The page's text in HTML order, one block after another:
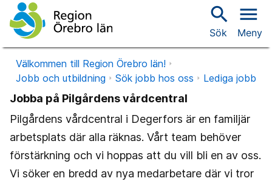
search
Sök
menu
Meny
Välkommen till Region Örebro län!
Jobb och utbildning
Sök jobb hos oss Lediga jobb
Jobba på Pilgårdens vårdcentral
Pilgårdens vårdcentral i Degerfors är en familjär
arbetsplats där alla räknas. Vårt team behöver
förstärkning och vi hoppas att du vill bli en av oss.
Vi söker en bredd av nya medarbetare där vi tror